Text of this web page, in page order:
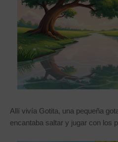
Allí vivía Gotita, una pequeña
encantaba saltar y jugar con los